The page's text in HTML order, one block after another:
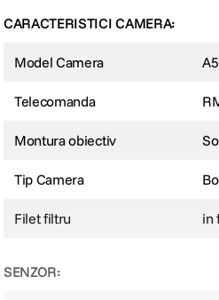
CARACTERISTICI CAMERA:
Model Camera
Telecomanda
Montura obiectiv
Tip Camera
Filet filtru in
SENZOR: